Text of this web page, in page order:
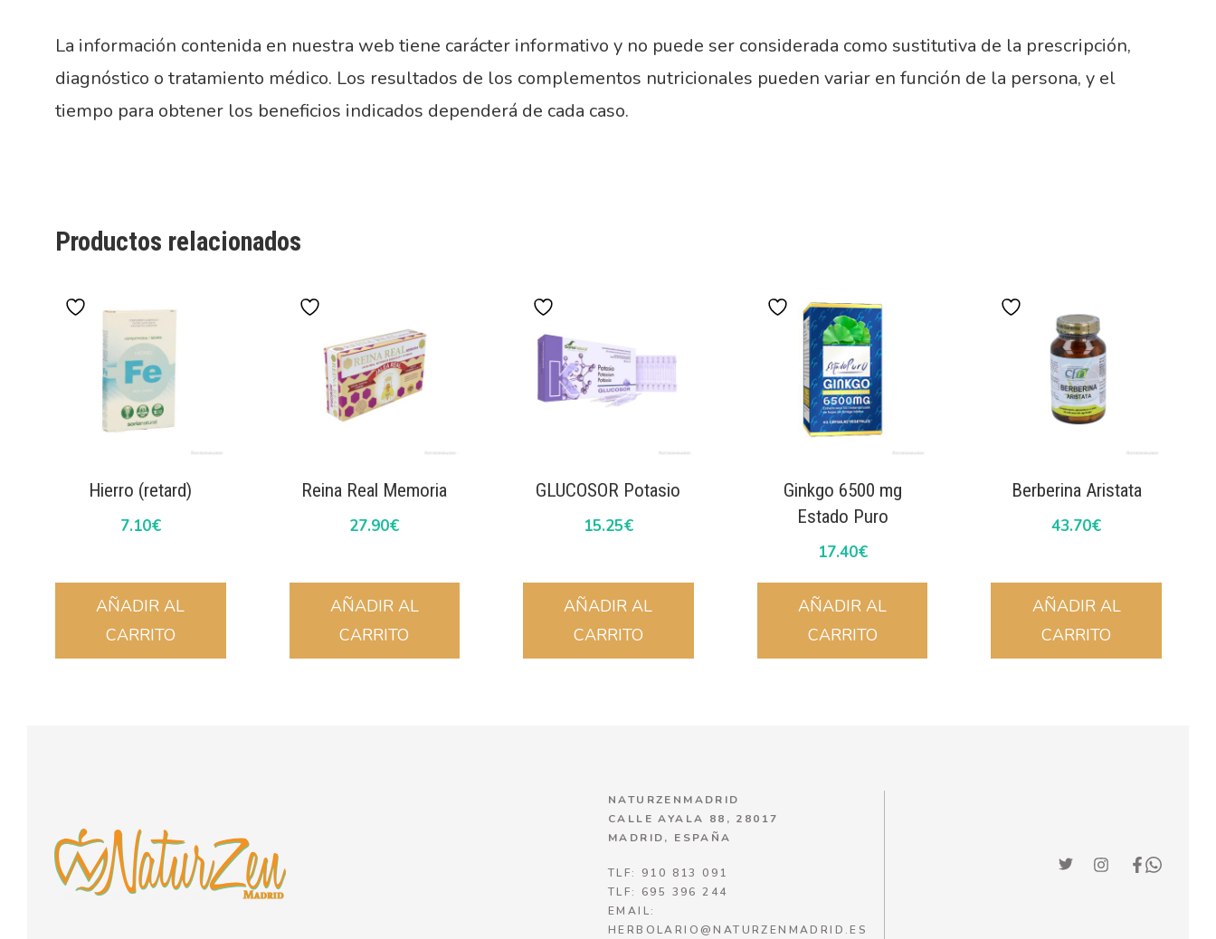
La información contenida en nuestra web tiene carácter informativo y no puede ser considerada como sustitutiva de la prescripción,
diagnóstico o tratamiento médico. Los resultados de los complementos nutricionales pueden variar en función de la persona, y el
tiempo para obtener los beneficios indicados dependerá de cada caso.
Productos relacionados
Hierro (retard)
7.10€
AÑADIR AL
CARRITO
Reina Real Memoria
27.90€
AÑADIR AL
CARRITO
GLUCOSOR Potasio
15.25€
AÑADIR AL
CARRITO
Ginkgo 6500 mg
Estado Puro
17.40€
AÑADIR AL
CARRITO
Berberina Aristata
43.70€
AÑADIR AL
CARRITO
NATURZENMADRID
CALLE AYALA 88, 28017
MADRID, ESPAÑA
TLF: 910 813 091
TLF: 695 396 244
EMAIL:
HERBOLARIO@NATURZENMADRID.ES